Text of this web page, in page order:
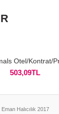
Otel/Kontrat/
503,09TL
Eman Halıcılık 2017